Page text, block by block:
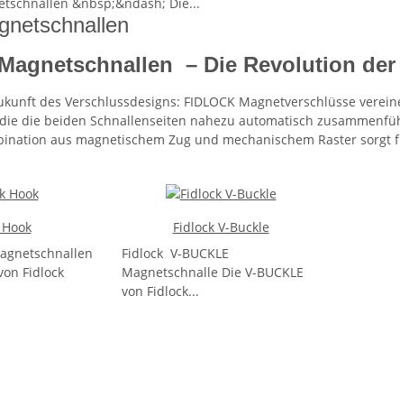
– Die Revolution
des Verschlussdesigns: FIDLOCK Magnetverschlüsse
die beiden Schnallenseiten nahezu automatisch
aus magnetischem Zug und mechanischem Raster
Fidlock
Fidlock V-Buckle
Fidlock V-BUCKLE
Magnetschnalle Die V-BUCKLE
von Fidlock...